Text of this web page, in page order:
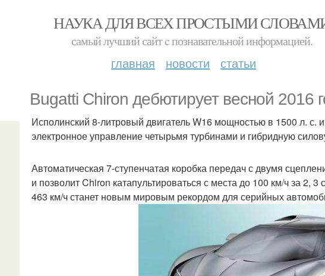
НАУКА ДЛЯ ВСЕХ ПРОСТЫМИ
самый лучший сайт c познавательной информацией.
главная новости статьи
Bugatti Chiron дебютирует весной 2016
Исполинский 8-литровый двигатель W16 мощностью в 1500 л.
электронное управление четырьмя турбинами и гибридную
Автоматическая 7-ступенчатая коробка передач с двумя
и позволит Chiron катапультироваться с места до 100 км/ч за 2,
463 км/ч станет новым мировым рекордом для серийных